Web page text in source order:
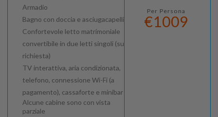
Armadio
Bagno con doccia e asciugacapelli
Confortevole letto matrimoniale
convertibile in due letti singoli (su
richiesta)
TV interattiva, aria condizionata,
telefono, connessione Wi-Fi (a
pagamento), cassaforte e minibar
Alcune cabine sono con vista
parziale
Per Persona
€1009